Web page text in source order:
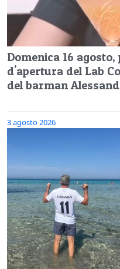
Domenica 16
d'apertura del Lab
del barman
3 agosto 2026